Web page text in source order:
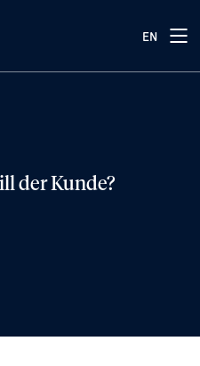
EN
der Kunde?